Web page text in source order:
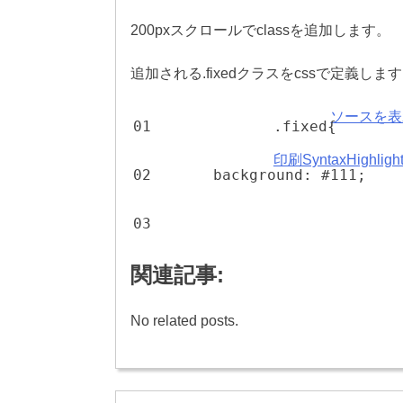
200pxスクロールでclassを追加します。
追加される.fixedクラスをcssで定義します
ソースを
印刷
01 .fixed{
02 background: #111;
03
関連記事:
No related posts.
投